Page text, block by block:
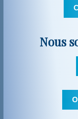
Nous